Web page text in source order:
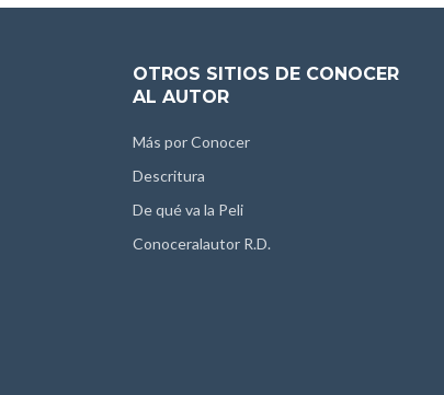
OTROS SITIOS DE CONOCER
AL AUTOR
Más por Conocer
Descritura
De qué va la Peli
Conoceralautor R.D.